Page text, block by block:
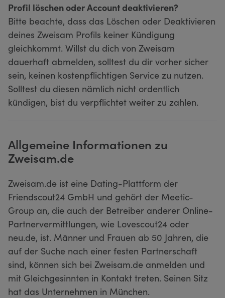
Profil löschen oder Account deaktivieren?
Bitte beachte, dass das Löschen oder Deaktivieren
deines Zweisam Profils keiner Kündigung
gleichkommt. Willst du dich von Zweisam
dauerhaft abmelden, solltest du dir vorher sicher
sein, keinen kostenpflichtigen Service zu nutzen.
Solltest du diesen nämlich nicht ordentlich
kündigen, bist du verpflichtet weiter zu zahlen.
Allgemeine Informationen zu
Zweisam.de
Zweisam.de ist eine Dating-Plattform der
Friendscout24 GmbH und gehört der Meetic-
Group an, die auch der Betreiber anderer Online-
Partnervermittlungen, wie Lovescout24 oder
neu.de, ist. Männer und Frauen ab 50 Jahren, die
auf der Suche nach einer festen Partnerschaft
sind, können sich bei Zweisam.de anmelden und
mit Gleichgesinnten in Kontakt treten. Seinen Sitz
hat das Unternehmen in München.